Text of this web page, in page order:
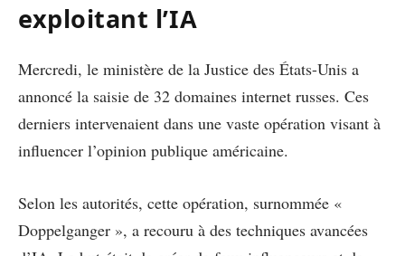
exploitant l’IA
Mercredi, le ministère de la Justice des États-Unis a
annoncé la saisie de 32 domaines internet russes. Ces
derniers intervenaient dans une vaste opération visant à
influencer l’opinion publique américaine.
Selon les autorités, cette opération, surnommée «
Doppelganger », a recouru à des techniques avancées